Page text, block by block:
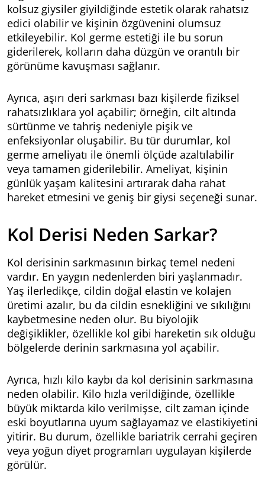
kolsuz giysiler giyildiğinde estetik olarak rahatsız
edici olabilir ve kişinin özgüvenini olumsuz
etkileyebilir. Kol germe estetiği ile bu sorun
giderilerek, kolların daha düzgün ve orantılı bir
görünüme kavuşması sağlanır.
Ayrıca, aşırı deri sarkması bazı kişilerde fiziksel
rahatsızlıklara yol açabilir; örneğin, cilt altında
sürtünme ve tahriş nedeniyle pişik ve
enfeksiyonlar oluşabilir. Bu tür durumlar, kol
germe ameliyatı ile önemli ölçüde azaltılabilir
veya tamamen giderilebilir. Ameliyat, kişinin
günlük yaşam kalitesini artırarak daha rahat
hareket etmesini ve geniş bir giysi seçeneği sunar.
Kol Derisi Neden Sarkar?
Kol derisinin sarkmasının birkaç temel nedeni
vardır. En yaygın nedenlerden biri yaşlanmadır.
Yaş ilerledikçe, cildin doğal elastin ve kolajen
üretimi azalır, bu da cildin esnekliğini ve sıkılığını
kaybetmesine neden olur. Bu biyolojik
değişiklikler, özellikle kol gibi hareketin sık olduğu
bölgelerde derinin sarkmasına yol açabilir.
Ayrıca, hızlı kilo kaybı da kol derisinin sarkmasına
neden olabilir. Kilo hızla verildiğinde, özellikle
büyük miktarda kilo verilmişse, cilt zaman içinde
eski boyutlarına uyum sağlayamaz ve elastikiyetini
yitirir. Bu durum, özellikle bariatrik cerrahi geçiren
veya yoğun diyet programları uygulayan kişilerde
görülür.